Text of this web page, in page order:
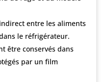
entre les aliments
le réfrigérateur.
être conservés dans
par un film